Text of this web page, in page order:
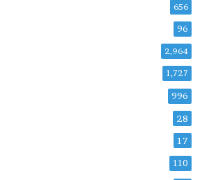
656
96
2,964
1,727
996
28
17
110